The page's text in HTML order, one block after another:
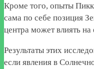
Кроме того, опыты
сама по себе позиция
центра может влиять
Результаты этих
если явления в